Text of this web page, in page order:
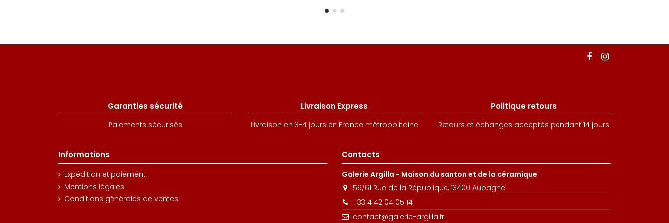
Garanties sécurité
Paiements sécurisés
Livraison Express
Livraison en 3-4 jours en France métropolitaine
Politique retours
Retours et échanges acceptés pendant 14 jours
Informations
Expédition et paiement
Mentions légales
Conditions générales de ventes
Contacts
Galerie Argilla - Maison du santon et de la céramique
59/61 Rue de la République, 13400 Aubagne
+33 4 42 04 05 14
contact@galerie-argilla.fr